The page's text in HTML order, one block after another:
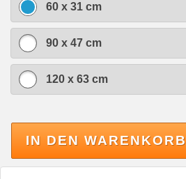
60 x 31 cm
90 x 47 cm
120 x 63 cm
IN DEN WARENKORB